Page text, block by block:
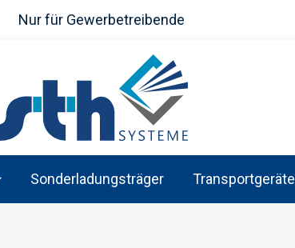
Nur für Gewerbetreibende
Sonderladungsträger Transportgeräte